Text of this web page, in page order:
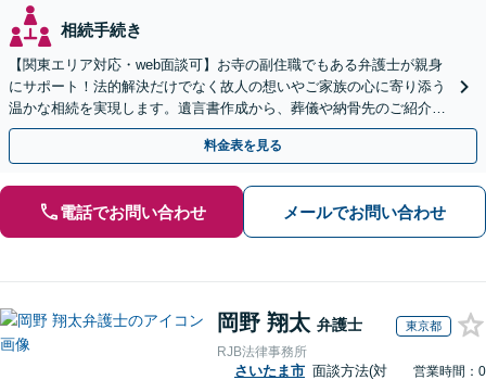
相続手続き
【関東エリア対応・web面談可】お寺の副住職でもある弁護士が親身
にサポート！法的解決だけでなく故人の想いやご家族の心に寄り添う
温かな相続を実現します。遺言書作成から、葬儀や納骨先のご紹介な
どご家族の負担をワンストップで軽減。【初回相談無料】
料金表を見る
電話でお問い合わせ メールでお問い合わせ
岡野 翔太 弁護士 東京都
RJB法律事務所
さいたま市 面談方法(対
営業時間：0